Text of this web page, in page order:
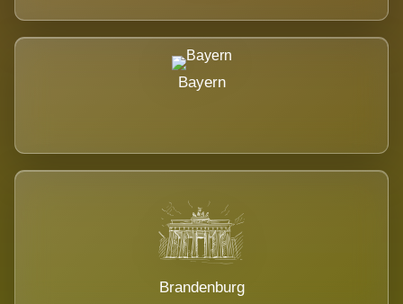
Bayern
Brandenburg